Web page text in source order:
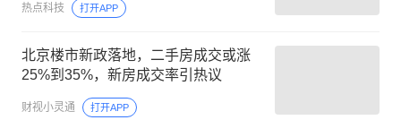
热点科技 打开APP
北京楼市新政落地，二手房成交或涨
25%到35%，新房成交率引热议
财视小灵通 打开APP